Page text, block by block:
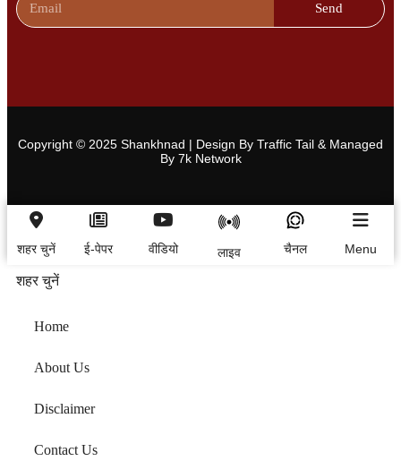
Send
Copyright © 2025 Shankhnad | Design By Traffic Tail & Managed
By 7k Network
शहर चुनें ई-पेपर वीडियो लाइव चैनल Menu
शहर चुनें
Home
About Us
Disclaimer
Contact Us